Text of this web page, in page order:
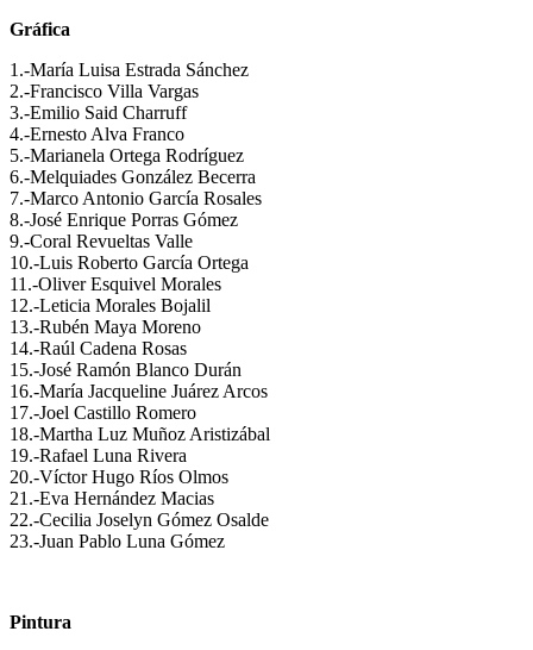
Gráfica
1.-María Luisa Estrada Sánchez
2.-Francisco Villa Vargas
3.-Emilio Said Charruff
4.-Ernesto Alva Franco
5.-Marianela Ortega Rodríguez
6.-Melquiades González Becerra
7.-Marco Antonio García Rosales
8.-José Enrique Porras Gómez
9.-Coral Revueltas Valle
10.-Luis Roberto García Ortega
11.-Oliver Esquivel Morales
12.-Leticia Morales Bojalil
13.-Rubén Maya Moreno
14.-Raúl Cadena Rosas
15.-José Ramón Blanco Durán
16.-María Jacqueline Juárez Arcos
17.-Joel Castillo Romero
18.-Martha Luz Muñoz Aristizábal
19.-Rafael Luna Rivera
20.-Víctor Hugo Ríos Olmos
21.-Eva Hernández Macias
22.-Cecilia Joselyn Gómez Osalde
23.-Juan Pablo Luna Gómez
Pintura